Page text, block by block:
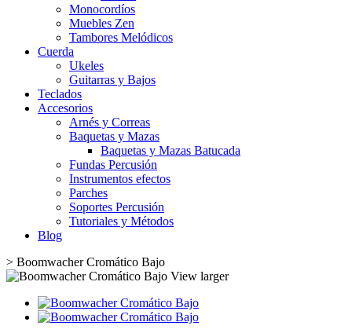
Monocordíos
Muebles Zen
Tambores Melódicos
Cuerda
Ukeles
Guitarras y Bajos
Teclados
Accesorios
Arnés y Correas
Baquetas y Mazas
Baquetas y Mazas Batucada
Fundas Percusión
Instrumentos efectos
Parches
Soportes Percusión
Tutoriales y Métodos
Blog
> Boomwacher Cromático Bajo
View larger